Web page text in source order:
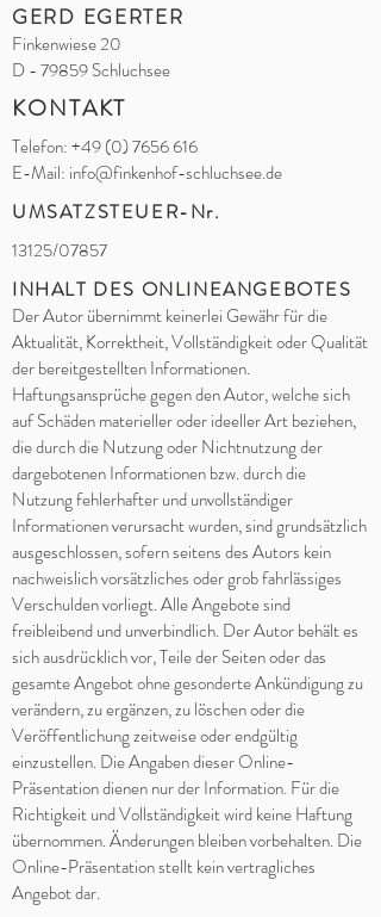
GERD EGERTER
Finkenwiese 20
D - 79859 Schluchsee
KONTAKT
Telefon:+49 (0) 7656 616
E-Mail: info@finkenhof-schluchsee.de
UMSATZSTEUER-Nr.
13125/07857
INHALT DES ONLINEANGEBOTES
Der Autor übernimmt keinerlei Gewähr für die
Aktualität, Korrektheit, Vollständigkeit oder Qualität
der bereitgestellten Informationen.
Haftungsansprüche gegen den Autor, welche sich
auf Schäden materieller oder ideeller Art beziehen,
die durch die Nutzung oder Nichtnutzung der
dargebotenen Informationen bzw. durch die
Nutzung fehlerhafter und unvollständiger
Informationen verursacht wurden, sind grundsätzlich
ausgeschlossen, sofern seitens des Autors kein
nachweislich vorsätzliches oder grob fahrlässiges
Verschulden vorliegt. Alle Angebote sind
freibleibend und unverbindlich. Der Autor behält es
sich ausdrücklich vor, Teile der Seiten oder das
gesamte Angebot ohne gesonderte Ankündigung zu
verändern, zu ergänzen, zu löschen oder die
Veröffentlichung zeitweise oder endgültig
einzustellen. Die Angaben dieser Online-
Präsentation dienen nur der Information. Für die
Richtigkeit und Vollständigkeit wird keine Haftung
übernommen. Änderungen bleiben vorbehalten. Die
Online-Präsentation stellt kein vertragliches
Angebot dar.